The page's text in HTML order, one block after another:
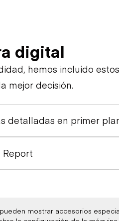
digital
hemos incluido
mejor decisión.
detalladas en primer
Report
mostrar accesorios